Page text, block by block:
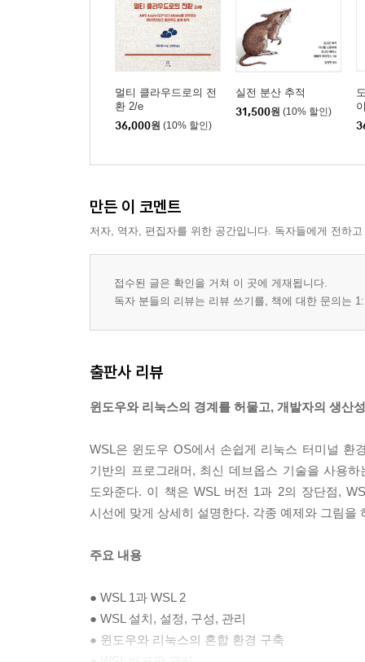
멀티 클라우드로의 전
환 2/e
36,000원 (10% 할인)
실전 분산 추적
31,500원 (10% 할인)
만든 이 코멘트
저자, 역자, 편집자를 위한 공간입니다. 독자들에게 전하
접수된 글은 확인을 거쳐 이 곳에 게재됩니다.
독자 분들의 리뷰는 리뷰 쓰기를, 책에 대한 문의는
출판사 리뷰
윈도우와 리눅스의 경계를 허물고, 개발자의 생산
WSL은 윈도우 OS에서 손쉽게 리눅스 터미널 환
기반의 프로그래머, 최신 데브옵스 기술을 사용
도와준다. 이 책은 WSL 버전 1과 2의 장단점,
시선에 맞게 상세히 설명한다. 각종 예제와 그림
주요 내용
● WSL 1과 WSL 2
● WSL 설치, 설정, 구성, 관리
● 윈도우와 리눅스의 혼합 환경 구축